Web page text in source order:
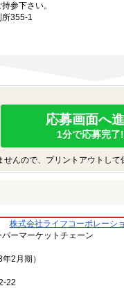
参下さい。
所355-1
応募画面へ
1分で応募完了
んので、プリントアウトして
株式会社ライフコーポレーシ
パーマーケットチェーン
2月期）
22